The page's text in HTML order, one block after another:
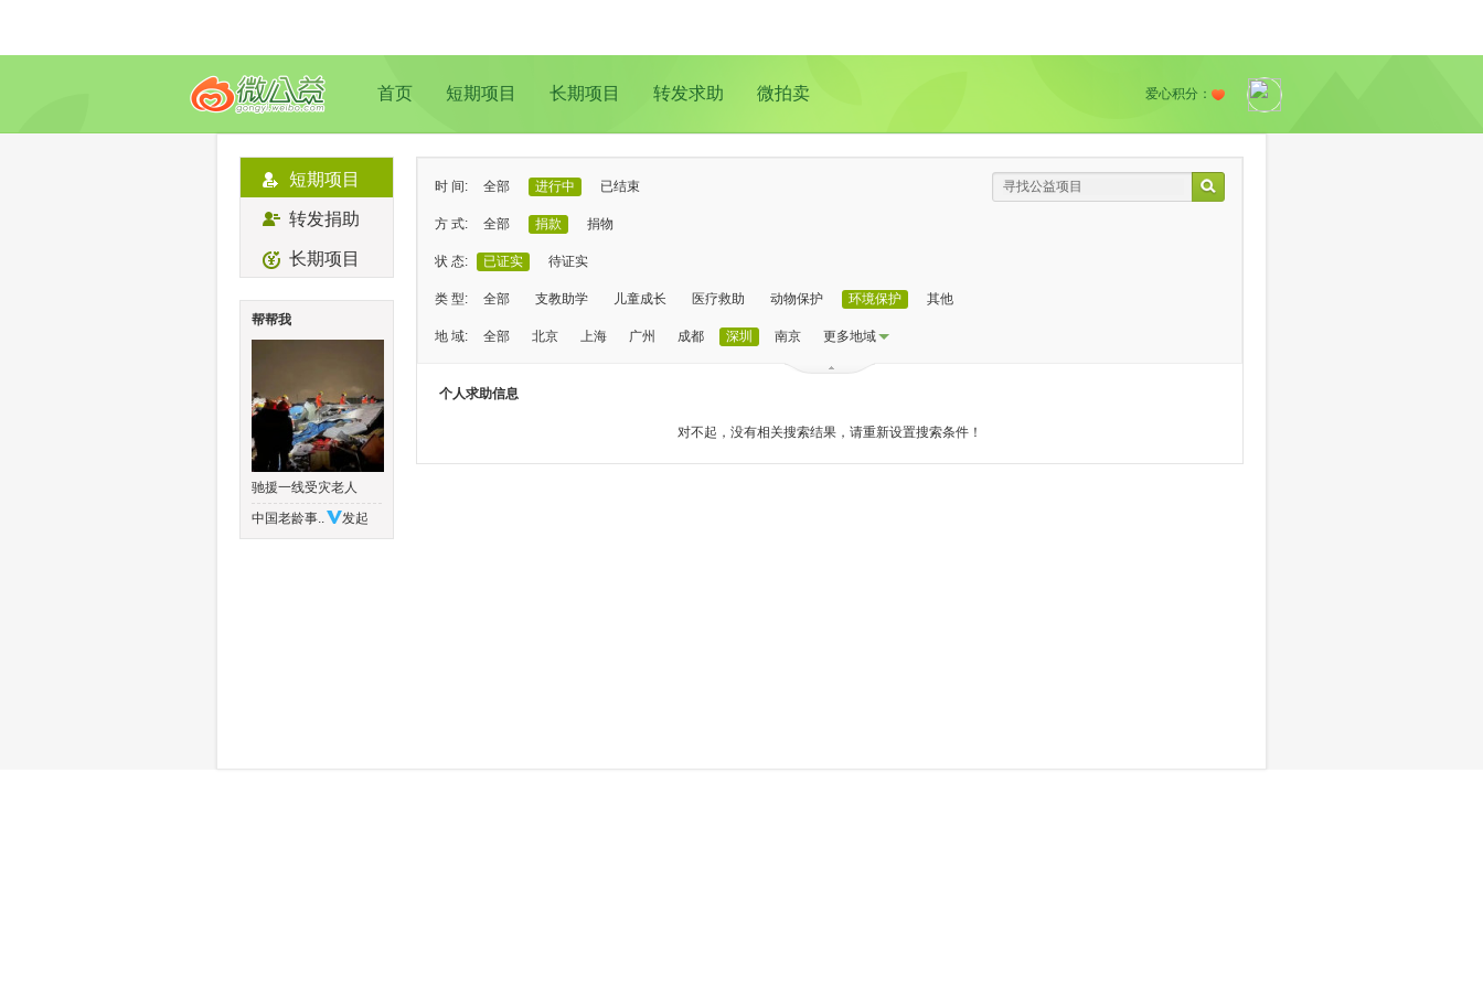
首页 短期项目 长期项目 转发求助 微拍卖 爱心积分：
短期项目
转发捐助
长期项目
帮帮我
驰援一线受灾老人
中国老龄事..
发起
时 间: 全部 进行中 已结束
方 式: 全部 捐款 捐物
状 态: 已证实 待证实
类 型: 全部 支教助学 儿童成长 医疗救助 动物保护 环境保护 其他
地 域: 全部 北京 上海 广州 成都 深圳 南京 更多地域
个人求助信息
对不起，没有相关搜索结果，请重新设置搜索条件！